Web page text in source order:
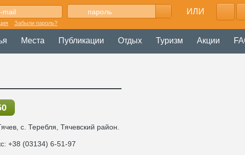
ИЛИ
Забыли пароль?
Места Публикации Отдых Туризм Акции
с. Теребля, Тячевский район.
+38 (03134) 6-51-97